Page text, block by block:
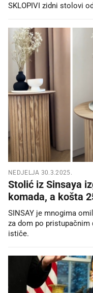
SKLOPIVI zidni stolovi
NEDJELJA 30.3.2025.
Stolić iz Sinsaya
komada, a košta
SINSAY je mnogima
za dom po pristupačnim
ističe.